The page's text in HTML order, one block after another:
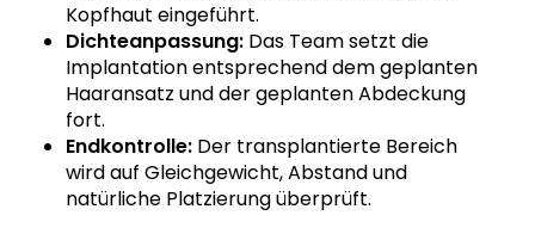
Kopfhaut eingeführt.
Dichteanpassung: Das Team setzt die
Implantation entsprechend dem geplanten
Haaransatz und der geplanten Abdeckung
fort.
Endkontrolle: Der transplantierte Bereich
wird auf Gleichgewicht, Abstand und
natürliche Platzierung überprüft.